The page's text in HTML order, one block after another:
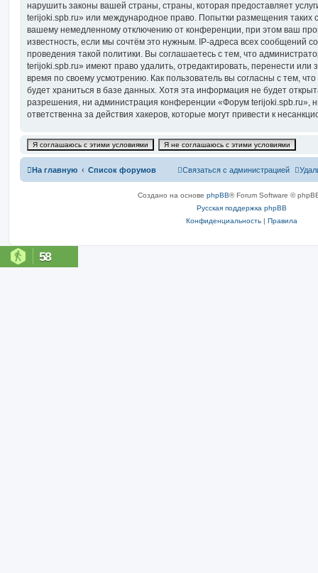
нарушить законы вашей страны, страны, которая предоставляет
terijoki.spb.ru» или международное право. Попытки размещения таких
вашему немедленному отключению от конференции, при этом ваш
известность, если мы сочтём это нужным. IP-адреса всех сообщений
проведения такой политики. Вы соглашаетесь с тем, что
terijoki.spb.ru» имеют право удалить, отредактировать, перенести
время по своему усмотрению. Как пользователь вы согласны с тем,
будет храниться в базе данных. Хотя эта информация не будет
разрешения, ни администрация конференции «Форум terijoki.spb.ru»,
ответственна за действия хакеров, которые могут привести к
На главную Список форумов Связаться с администрацией
Создано на основе phpBB® Forum Software ©
Русская поддержка phpBB
Конфиденциальность | Правила
58